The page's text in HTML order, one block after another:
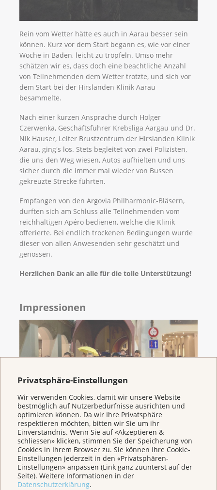
Privatsphäre-Einstellungen
Wir verwenden Cookies, damit wir unsere Website
bestmöglich auf Nutzerbedürfnisse ausrichten und
optimieren können. Da wir Ihre Privatsphäre
respektieren möchten, bitten wir Sie um ihr
Einverständnis. Wenn Sie auf «Akzeptieren &
schliessen» klicken, stimmen Sie der Speicherung von
Cookies in Ihrem Browser zu. Sie können Ihre Cookie-
Einstellungen jederzeit in den «Privatsphären-
Einstellungen» anpassen (Link ganz zuunterst auf der
Seite). Weitere Informationen in der
Datenschutzerklärung.
Rein vom Wetter hätte es auch in Aarau besser sein
können. Kurz vor dem Start begann es, wie vor einer
Woche in Baden, leicht zu tröpfeln. Umso mehr
schätzen wir es, dass doch eine beachtliche Anzahl
von Teilnehmenden dem Wetter trotzte, und sich vor
dem Start bei der Hirslanden Klinik Aarau
besammelte.
Nach einer kurzen Ansprache durch Holger
Czerwenka, Geschäftsführer Krebsliga Aargau und Dr.
Nik Hauser, Leiter Brustzentrum der Hirslanden Klinik
Aarau, ging's los. Stets begleitet von zwei Polizisten,
die uns den Weg wiesen, Autos aufhielten und uns
sicher durch die immer mal wieder von Bussen
gekreuzte Strecke führten.
Empfangen von den Argovia Philharmonic-Bläsern,
durften sich am Schluss alle Teilnehmenden vom
reichhaltigen Apéro bedienen, welche die Klinik
offerierte. Bei endlich trockenen Bedingungen wurde
dieser von allen Anwesenden sehr geschätzt und
genossen.
Herzlichen Dank an alle für die tolle Unterstützung!
Impressionen